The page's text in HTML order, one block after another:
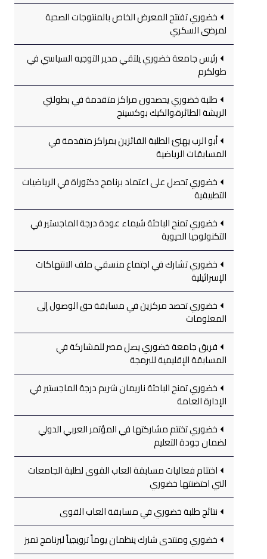
خضوري تفتتح المعرض الخاص بالمنتوجات الصحية
لمرضى السكري
رئيس جامعة خضوري يلتقي مدير التوجيه السياسي في
طولكرم
طلبة خضوري يحصدون مراكز متقدمة في بطولتي
الريشة الطائرة،والكيك بوكسينج
أبو الرب يهنئ الطلبة الفائزين بمراكز متقدمة في
المسابقات الرياضية
خضوري تحصل على اعتماد برنامج دكتوراة في الرياضيات
التطبيقية
خضوري تمنح الباحثة شيماء عودة درجة الماجستير في
التكنولوجيا الحيوية
خضوري تشارك في اجتماع منسقي ملف الانتهاكات
الإسرائيلية
خضوري تحصد مركزين في مسابقة حق الوصول إلى
المعلومات
فريق جامعة خضوري يصل مصر للمشاركة في
المسابقة الإقليمية للبرمجة
خضوري تمنح الباحثة ناريمان شريم درجة الماجستير في
الإدارة العامة
خضوري تختتم مشاركتها في المؤتمر العربي الدولي
لضمان جودة التعليم
اختتام فعاليات مسابقة العاب القوى لطلبة الجامعات
التي احتضنتها خضوري
نتائج طلبة خضوري في مسابقة العاب القوى
خضوري ومنتدى شارك ينظمان يوماً ترويجياً لبرنامج تميز